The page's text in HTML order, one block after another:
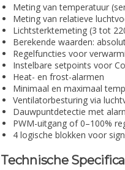
Meting van temperatuur
Meting van relatieve
Lichtsterktemeting (3 tot
Berekende waarden:
Regelfuncties voor
Instelbare setpoints voor
Heat- en frost-alarmen
Minimaal en maximaal
Ventilatorbesturing via
Dauwpuntdetectie met
PWM-uitgang of 0–100%
4 logische blokken voor
Technische